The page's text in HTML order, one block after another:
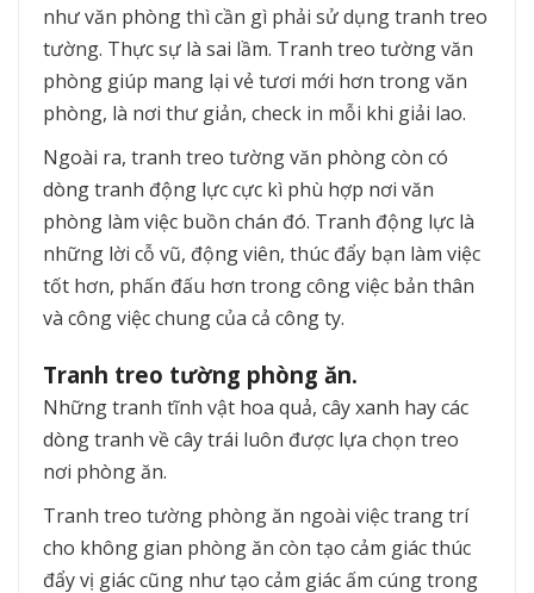
như văn phòng thì cần gì phải sử dụng tranh treo
tường. Thực sự là sai lầm. Tranh treo tường văn
phòng giúp mang lại vẻ tươi mới hơn trong văn
phòng, là nơi thư giản, check in mỗi khi giải lao.
Ngoài ra, tranh treo tường văn phòng còn có
dòng tranh động lực cực kì phù hợp nơi văn
phòng làm việc buồn chán đó. Tranh động lực là
những lời cỗ vũ, động viên, thúc đẩy bạn làm việc
tốt hơn, phấn đấu hơn trong công việc bản thân
và công việc chung của cả công ty.
Tranh treo tường phòng ăn.
Những tranh tĩnh vật hoa quả, cây xanh hay các
dòng tranh về cây trái luôn được lựa chọn treo
nơi phòng ăn.
Tranh treo tường phòng ăn ngoài việc trang trí
cho không gian phòng ăn còn tạo cảm giác thúc
đẩy vị giác cũng như tạo cảm giác ấm cúng trong